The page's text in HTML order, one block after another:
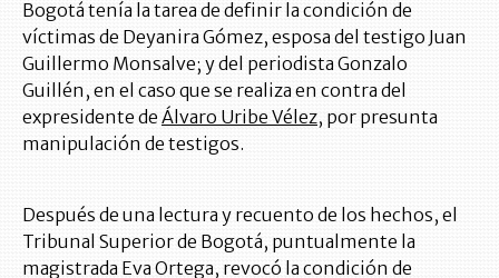
Bogotá tenía la tarea de definir la condición de
víctimas de Deyanira Gómez, esposa del testigo Juan
Guillermo Monsalve; y del periodista Gonzalo
Guillén, en el caso que se realiza en contra del
expresidente de Álvaro Uribe Vélez, por presunta
manipulación de testigos.
Después de una lectura y recuento de los hechos, el
Tribunal Superior de Bogotá, puntualmente la
magistrada Eva Ortega, revocó la condición de